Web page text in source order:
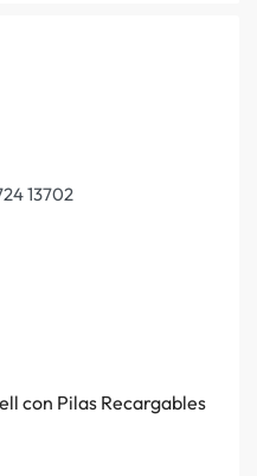
con Pilas Recargables